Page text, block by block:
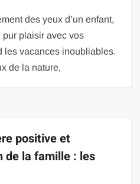
des yeux d’un enfant,
pur plaisir avec vos
les vacances inoubliables.
de la nature,
positive et
de la famille : les